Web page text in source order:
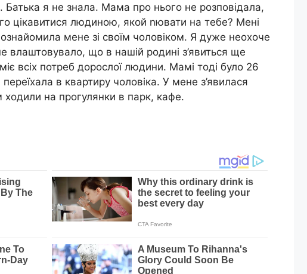
Батька я не знала. Мама про нього не розповідала,
цікавитися людиною, якой nювати на тебе? Мені
мене зі своїм чоловіком. Я дуже неохоче
влаштовувало, що в нашій родині з’явиться ще
всіх потреб дорослої людини. Мамі тоді було 26
в квартиру чоловіка. У мене з’явилася
ходили на прогулянки в парк, кафе.